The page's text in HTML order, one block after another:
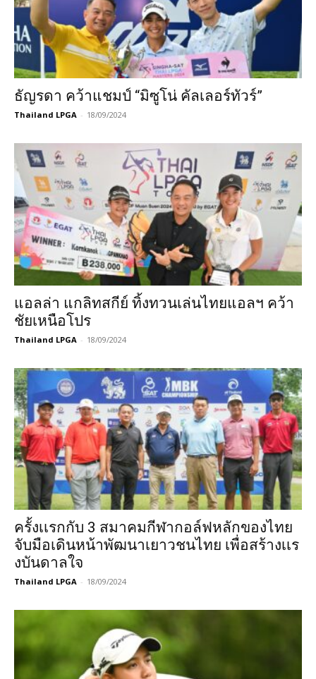
ธัญรดา คว้าแชมป์ “มิซูโน่ คัลเลอร์ทัวร์”
Thailand LPGA - 18/09/2024
แอลล่า แกลิทสกีย์ ทิ้งทวนเล่นไทยแอลฯ คว้า
ชัยเหนือโปร
Thailand LPGA - 18/09/2024
ครั้งเเรกกับ 3 สมาคมกีฬากอล์ฟหลักของไทย
จับมือเดินหน้าพัฒนาเยาวชนไทย เพื่อสร้างเเร
งบันดาลใจ
Thailand LPGA - 18/09/2024